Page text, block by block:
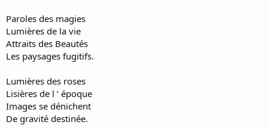
Paroles des magies
Lumières de la vie
Attraits des Beautés
Les paysages fugitifs.
Lumières des roses
Lisières de l ’ époque
Images se dénichent
De gravité destinée.